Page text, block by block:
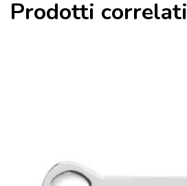
Prodotti correlati